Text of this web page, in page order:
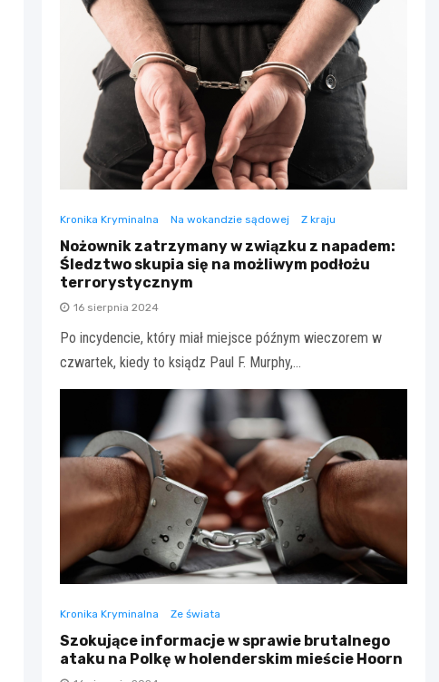
Kronika Kryminalna Na wokandzie sądowej Z kraju
Nożownik zatrzymany w związku z napadem:
Śledztwo skupia się na możliwym podłożu
terrorystycznym
16 sierpnia 2024
Po incydencie, który miał miejsce późnym wieczorem w
czwartek, kiedy to ksiądz Paul F. Murphy,…
Kronika Kryminalna Ze świata
Szokujące informacje w sprawie brutalnego
ataku na Polkę w holenderskim mieście Hoorn